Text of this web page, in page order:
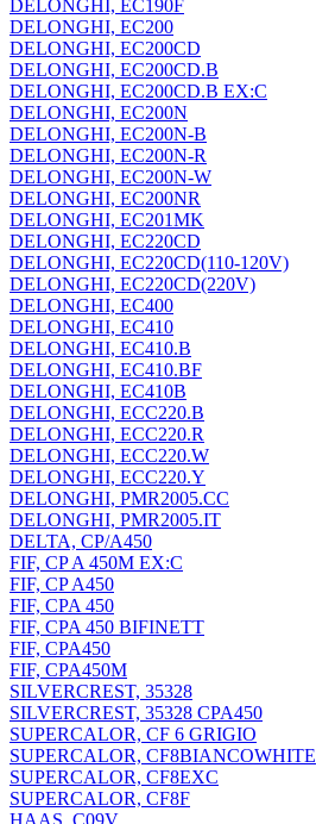
DELONGHI, EC190F
DELONGHI, EC200
DELONGHI, EC200CD
DELONGHI, EC200CD.B
DELONGHI, EC200CD.B EX:C
DELONGHI, EC200N
DELONGHI, EC200N-B
DELONGHI, EC200N-R
DELONGHI, EC200N-W
DELONGHI, EC200NR
DELONGHI, EC201MK
DELONGHI, EC220CD
DELONGHI, EC220CD(110-120V)
DELONGHI, EC220CD(220V)
DELONGHI, EC400
DELONGHI, EC410
DELONGHI, EC410.B
DELONGHI, EC410.BF
DELONGHI, EC410B
DELONGHI, ECC220.B
DELONGHI, ECC220.R
DELONGHI, ECC220.W
DELONGHI, ECC220.Y
DELONGHI, PMR2005.CC
DELONGHI, PMR2005.IT
DELTA, CP/A450
FIF, CP A 450M EX:C
FIF, CP A450
FIF, CPA 450
FIF, CPA 450 BIFINETT
FIF, CPA450
FIF, CPA450M
SILVERCREST, 35328
SILVERCREST, 35328 CPA450
SUPERCALOR, CF 6 GRIGIO
SUPERCALOR, CF8BIANCOWHITE
SUPERCALOR, CF8EXC
SUPERCALOR, CF8F